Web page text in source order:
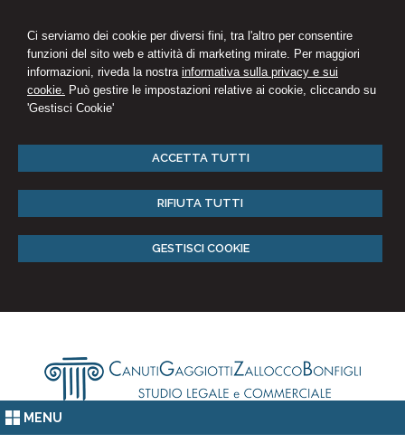
Ci serviamo dei cookie per diversi fini, tra l'altro per consentire
funzioni del sito web e attività di marketing mirate. Per maggiori
informazioni, riveda la nostra informativa sulla privacy e sui
cookie. Può gestire le impostazioni relative ai cookie, cliccando su
'Gestisci Cookie'
ACCETTA TUTTI
RIFIUTA TUTTI
GESTISCI COOKIE
MENU